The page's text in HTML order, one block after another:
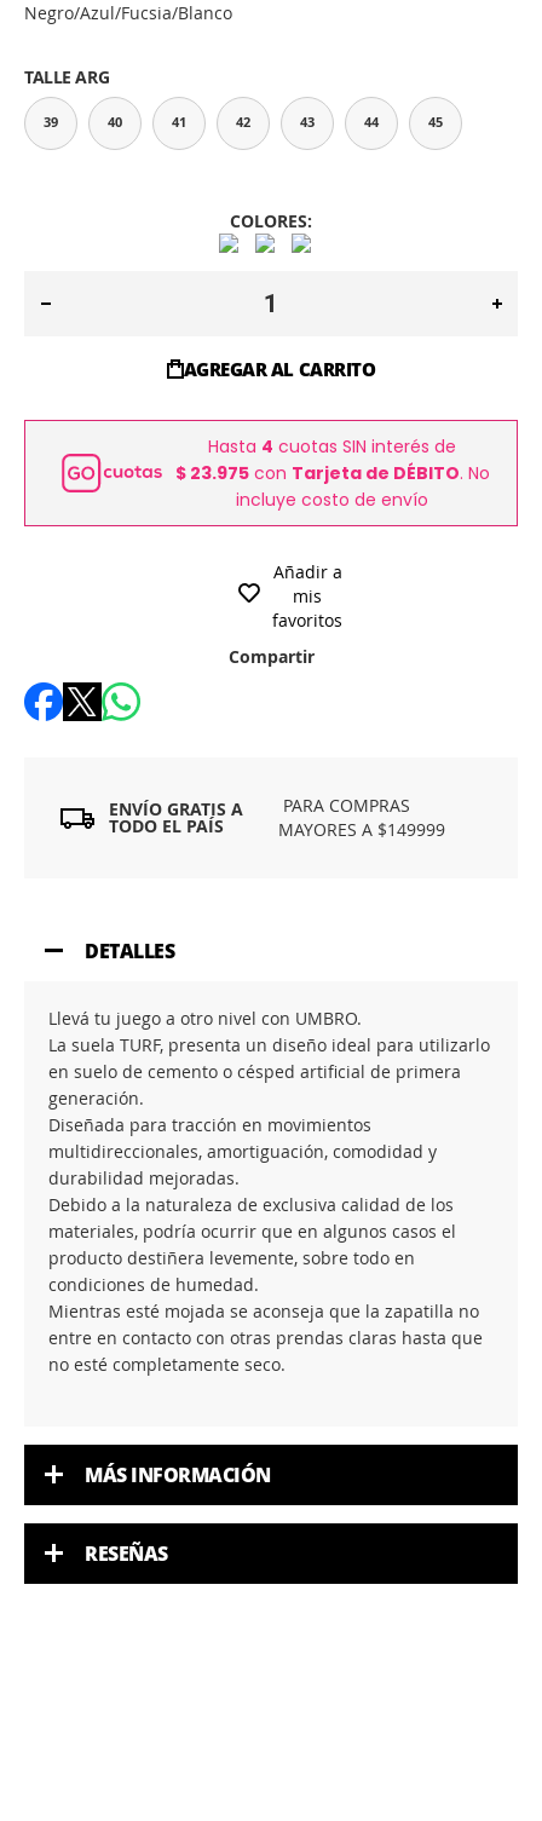
Negro/Azul/Fucsia/Blanco
TALLE ARG
39 40 41 42 43 44 45
COLORES:
AGREGAR AL CARRITO
Hasta 4 cuotas SIN interés de
$ 23.975con Tarjeta de DÉBITO. No
incluye costo de envío
Añadir a
mis
favoritos
Compartir
ENVÍO GRATIS A
TODO EL PAÍS
PARA COMPRAS
MAYORES A $149999
DETALLES
Llevá tu juego a otro nivel con UMBRO.
La suela TURF, presenta un diseño ideal para utilizarlo
en suelo de cemento o césped artificial de primera
generación.
Diseñada para tracción en movimientos
multidireccionales, amortiguación, comodidad y
durabilidad mejoradas.
Debido a la naturaleza de exclusiva calidad de los
materiales, podría ocurrir que en algunos casos el
producto destiñera levemente, sobre todo en
condiciones de humedad.
Mientras esté mojada se aconseja que la zapatilla no
entre en contacto con otras prendas claras hasta que
no esté completamente seco.
MÁS INFORMACIÓN
RESEÑAS